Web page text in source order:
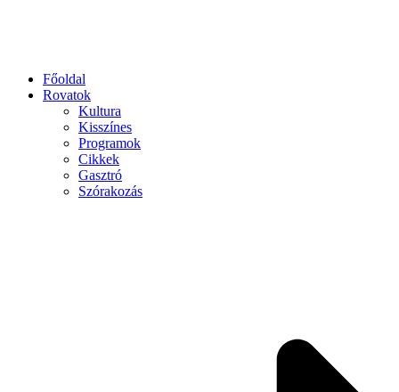
Főoldal
Rovatok
Kultura
Kisszínes
Programok
Cikkek
Gasztró
Szórakozás